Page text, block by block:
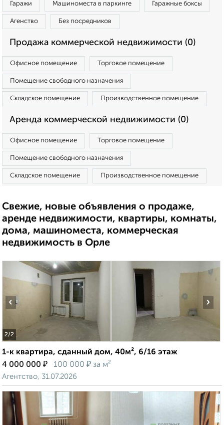
Гаражи Машиноместа в паркинге Гаражные боксы
Агенство Без посредников
Продажа коммерческой недвижимости (0)
Офисное помещение Торговое помещение
Помещение свободного назначения
Складское помещение Производственное помещение
Аренда коммерческой недвижимости (0)
Офисное помещение Торговое помещение
Помещение свободного назначения
Складское помещение Производственное помещение
Свежие, новые объявления о продаже,
аренде недвижимости, квартиры, комнаты,
дома, машиноместа, коммерческая
недвижимость в Орле
2/2
‹ ›
1-к квартира, сданный дом, 40м², 6/16 этаж
4 000 000 ₽ 100 000 ₽ за м²
Агентство, 31.07.2026